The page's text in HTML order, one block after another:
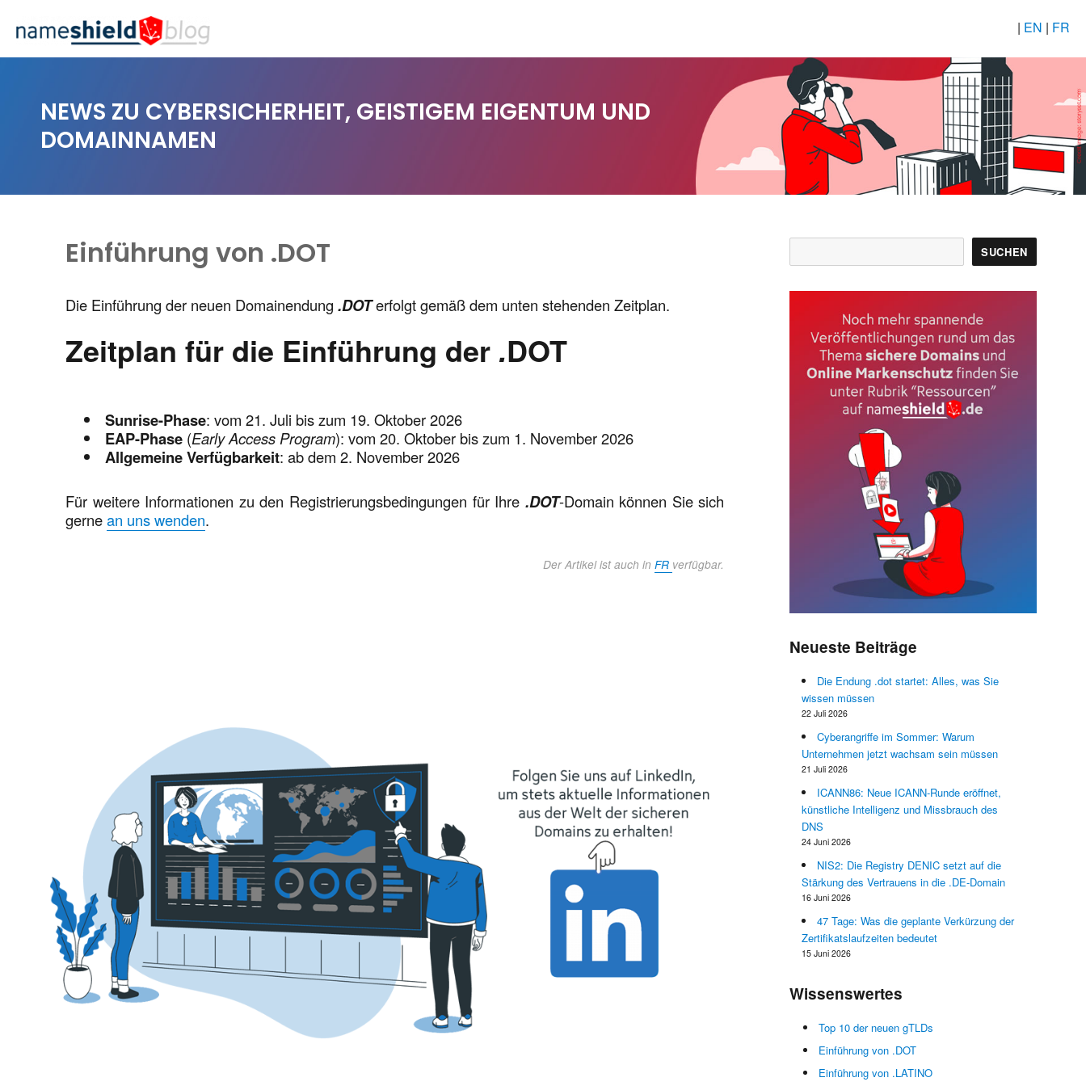
| EN | FR
NEWS ZU CYBERSICHERHEIT, GEISTIGEM EIGENTUM UND
DOMAINNAMEN
Einführung von .DOT
Die Einführung der neuen Domainendung.DOTerfolgt gemäß dem unten stehenden Zeitplan.
Zeitplan für die Einführung der .DOT
Sunrise-Phase: vom 21. Juli bis zum 19. Oktober 2026
EAP-Phase (Early Access Program): vom 20. Oktober bis zum 1. November 2026
Allgemeine Verfügbarkeit: ab dem 2. November 2026
Für weitere Informationen zu den Registrierungsbedingungen für Ihre .DOT-Domain können Sie sich
gernean uns wenden.
Der Artikel ist auch inFR verfügbar.
SUCHEN
Neueste Beiträge
Die Endung .dot startet: Alles, was Sie
wissen müssen
22 Juli 2026
Cyberangriffe im Sommer: Warum
Unternehmen jetzt wachsam sein müssen
21 Juli 2026
ICANN86: Neue ICANN-Runde eröffnet,
künstliche Intelligenz und Missbrauch des
DNS
24 Juni 2026
NIS2: Die Registry DENIC setzt auf die
Stärkung des Vertrauens in die .DE-Domain
16 Juni 2026
47 Tage: Was die geplante Verkürzung der
Zertifikatslaufzeiten bedeutet
15 Juni 2026
Wissenswertes
Top 10 der neuen gTLDs
Einführung von .DOT
Einführung von .LATINO